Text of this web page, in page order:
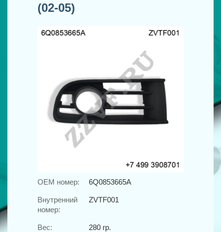
(02-05)
OEM номер: 6Q0853665A
Внутренний
номер:
ZVTF001
Вес: 280 гр.